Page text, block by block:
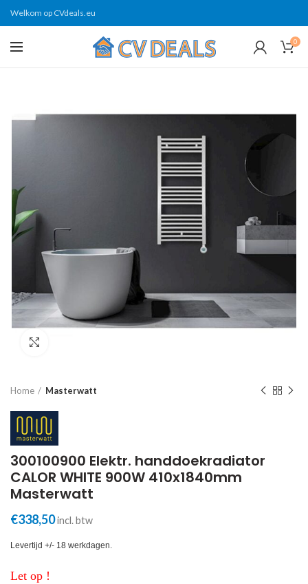
Welkom op CVdeals.eu
0
Home Masterwatt
300100900 Elektr. handdoekradiator
CALOR WHITE 900W 410x1840mm
Masterwatt
€338,50incl. btw
Levertijd +/- 18 werkdagen.
Let op !